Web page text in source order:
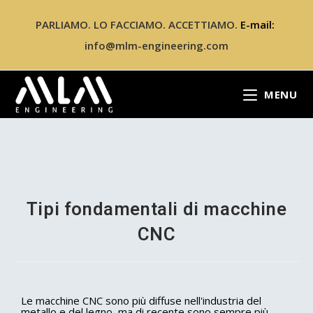
PARLIAMO. LO FACCIAMO. ACCETTIAMO. E-mail:
info@mlm-engineering.com
MENU
Tipi fondamentali di macchine
CNC
Le macchine CNC sono più diffuse nell'industria del